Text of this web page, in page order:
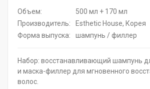
Расчески
Средства для ресниц
SPA - уход для волос
Щадящее окрашивание
Объем:
500 мл + 170 мл
Производитель:
Esthetic House, Корея
Форма выпуска:
шампунь / филлер
Набор: восстанавливающий шампунь
и маска-филлер для мгновенного
волос.